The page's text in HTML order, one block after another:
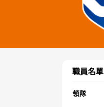
職員名單
領隊